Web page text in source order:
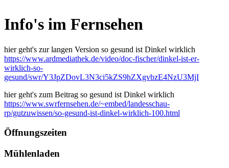
Info's im Fernsehen
hier geht's zur langen Version so gesund ist Dinkel wirklich
https://www.ardmediathek.de/video/doc-fischer/dinkel-ist-er-
wirklich-so-
gesund/swr/Y3JpZDovL3N3ci5kZS9hZXgvbzE4NzU3MjI
hier geht's zum Beitrag so gesund ist Dinkel wirklich
https://www.swrfernsehen.de/~embed/landesschau-
rp/gutzuwissen/so-gesund-ist-dinkel-wirklich-100.html
Öffnungszeiten
Mühlenladen